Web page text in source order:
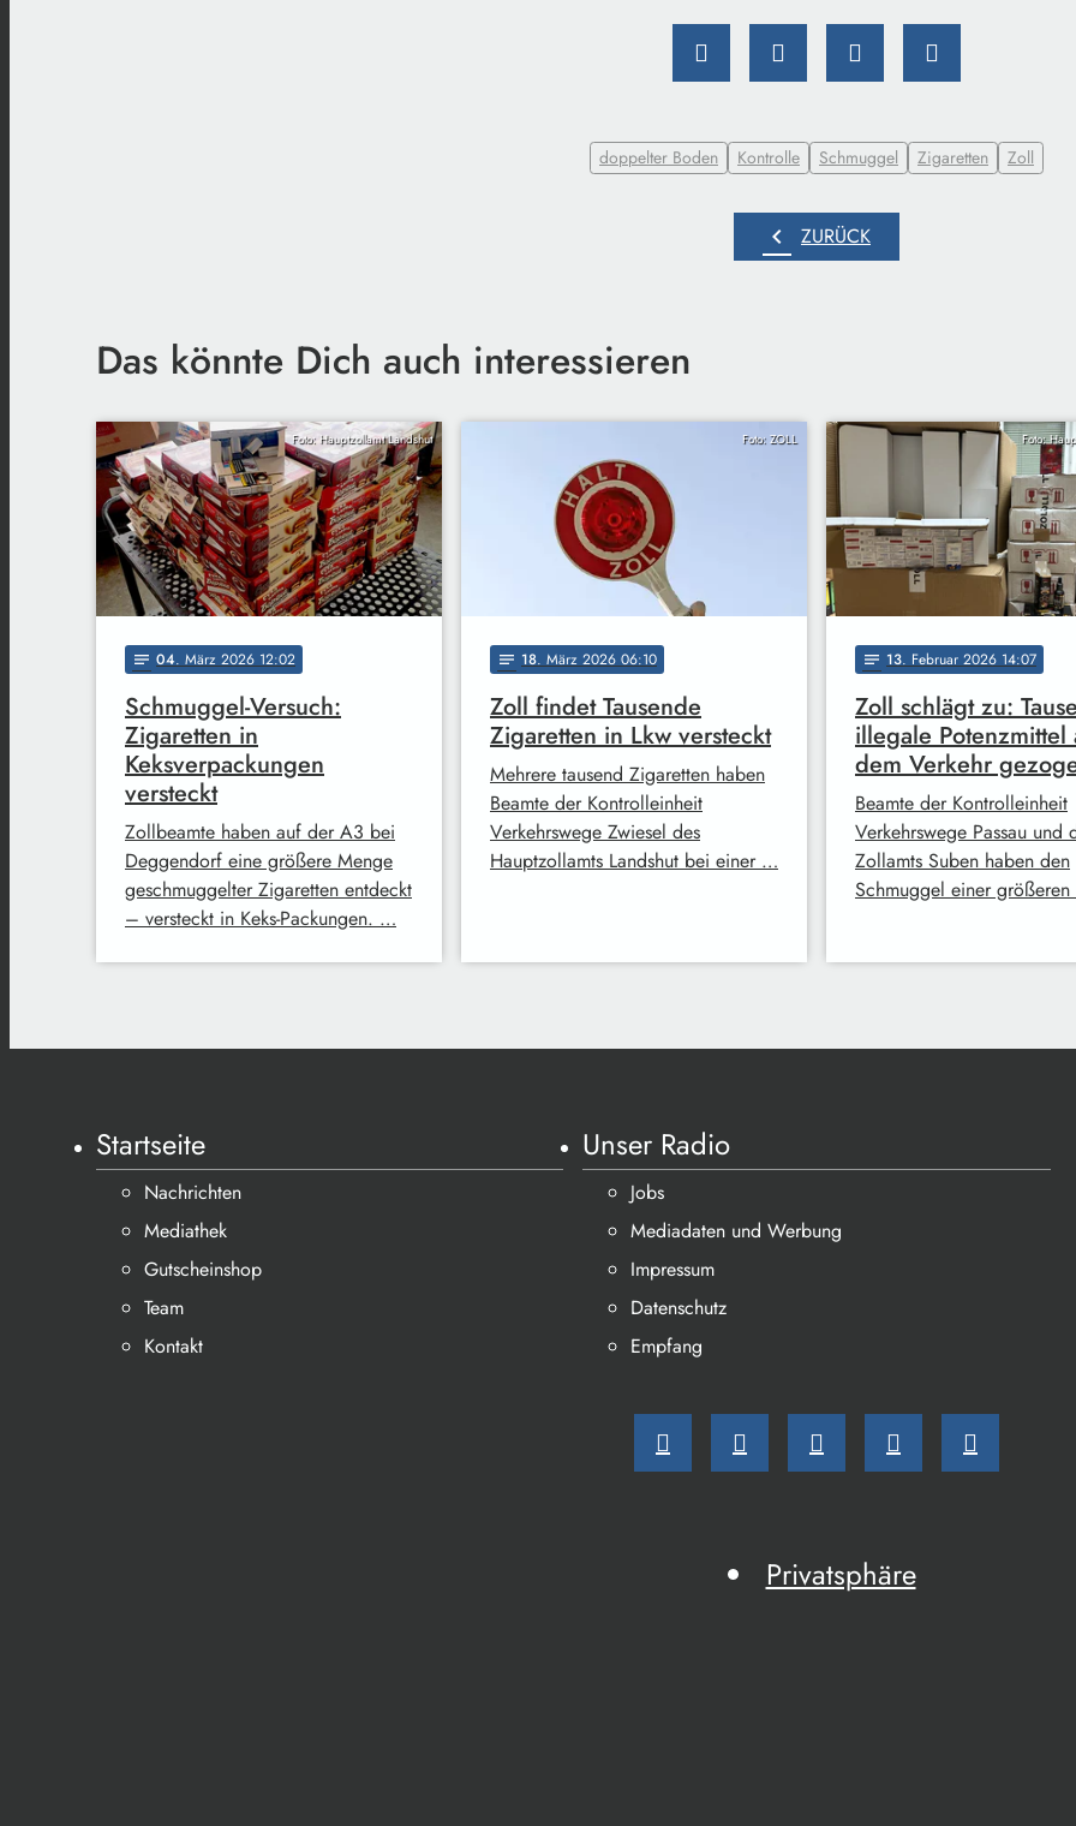
doppelter Boden Kontrolle Schmuggel Zigaretten Zoll
chevron_left ZURÜCK
Das könnte Dich auch interessieren
Foto: Hauptzollamt Landshut
notes 04. März 2026 12:02
Schmuggel-Versuch:
Zigaretten in
Keksverpackungen
versteckt
Zollbeamte haben auf der A3 bei
Deggendorf eine größere Menge
geschmuggelter Zigaretten entdeckt
– versteckt in Keks-Packungen. …
Foto: ZOLL
notes 18. März 2026 06:10
Zoll findet Tausende
Zigaretten in Lkw versteckt
Mehrere tausend Zigaretten haben
Beamte der Kontrolleinheit
Verkehrswege Zwiesel des
Hauptzollamts Landshut bei einer …
Foto:
notes 13. Februar 2026 14:07
Zoll schlägt zu:
illegale Potenzmittel
dem Verkehr
Beamte der Kontrolleinheit
Verkehrswege Passau und
Zollamts Suben haben den
Schmuggel einer
Startseite
Nachrichten
Mediathek
Gutscheinshop
Team
Kontakt
Unser Radio
Jobs
Mediadaten und Werbung
Impressum
Datenschutz
Empfang
Privatsphäre